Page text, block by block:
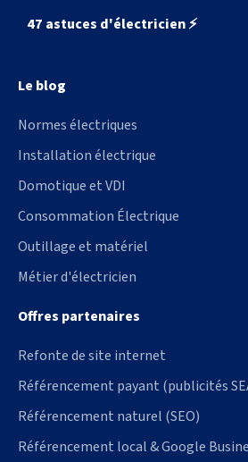
47 astuces d'électricien ⚡️
Le blog
Normes électriques
Installation électrique
Domotique et VDI
Consommation Électrique
Outillage et matériel
Métier d'électricien
Offres partenaires
Refonte de site internet
Référencement payant (publicités
Référencement naturel (SEO)
Référencement local & Google